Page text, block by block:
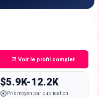
Voir le profil complet
$5.9K-12.2K
Prix moyen par publication